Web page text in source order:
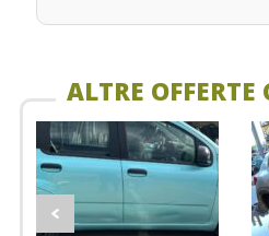
ALTRE OFFERTE